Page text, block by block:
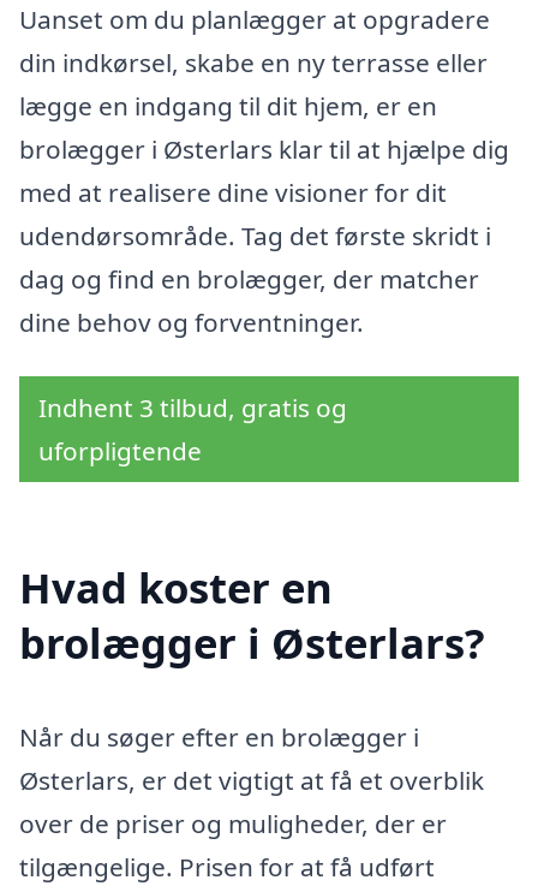
Uanset om du planlægger at opgradere
din indkørsel, skabe en ny terrasse eller
lægge en indgang til dit hjem, er en
brolægger i Østerlars klar til at hjælpe dig
med at realisere dine visioner for dit
udendørsområde. Tag det første skridt i
dag og find en brolægger, der matcher
dine behov og forventninger.
Indhent 3 tilbud, gratis og
uforpligtende
Hvad koster en
brolægger i Østerlars?
Når du søger efter en brolægger i
Østerlars, er det vigtigt at få et overblik
over de priser og muligheder, der er
tilgængelige. Prisen for at få udført